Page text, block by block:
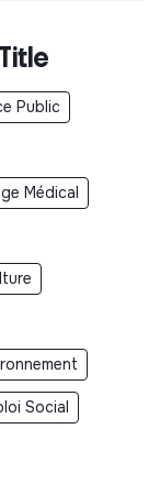
Public
Médical
Social